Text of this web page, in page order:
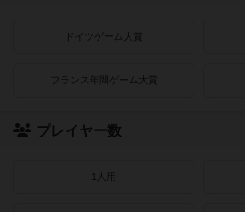
ドイツゲーム大賞
フランス年間ゲーム大賞
プレイヤー数
1人用